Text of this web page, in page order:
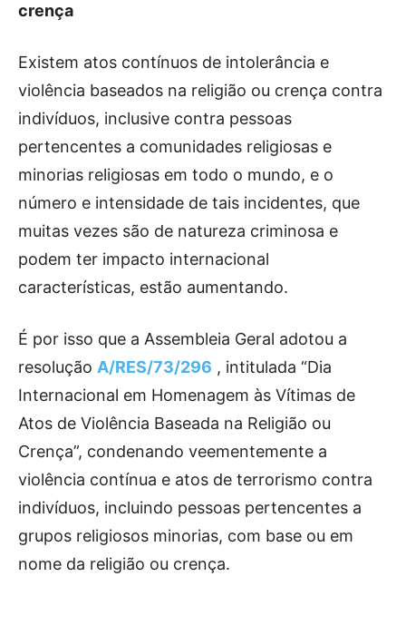
crença
Existem atos contínuos de intolerância e
violência baseados na religião ou crença contra
indivíduos, inclusive contra pessoas
pertencentes a comunidades religiosas e
minorias religiosas em todo o mundo, e o
número e intensidade de tais incidentes, que
muitas vezes são de natureza criminosa e
podem ter impacto internacional
características, estão aumentando.
É por isso que a Assembleia Geral adotou a
resolução A/RES/73/296 , intitulada “Dia
Internacional em Homenagem às Vítimas de
Atos de Violência Baseada na Religião ou
Crença”, condenando veementemente a
violência contínua e atos de terrorismo contra
indivíduos, incluindo pessoas pertencentes a
grupos religiosos minorias, com base ou em
nome da religião ou crença.